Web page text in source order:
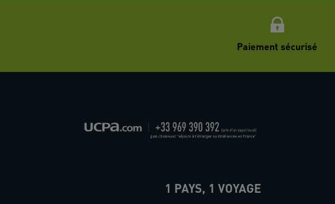
Paiement sécurisé
1 PAYS, 1 VOYAGE